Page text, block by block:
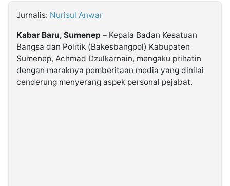
Kabarbaru.co
2026
Jurnalis: Nurisul Anwar
Kabar Baru, Sumenep – Kepala Badan Kesatuan
Bangsa dan Politik (Bakesbangpol) Kabupaten
Sumenep, Achmad Dzulkarnain, mengaku prihatin
dengan maraknya pemberitaan media yang dinilai
cenderung menyerang aspek personal pejabat.